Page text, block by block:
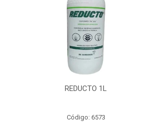
REDUCTO 1L
Código: 6573